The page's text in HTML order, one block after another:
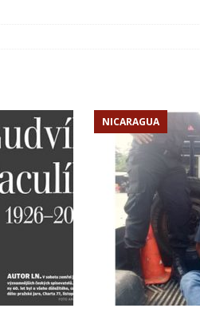
militaire
NICARAGUA